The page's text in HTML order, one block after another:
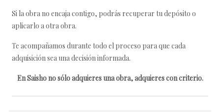
Si la obra no encaja contigo, podrás recuperar tu depósito o
aplicarlo a otra obra.
Te acompañamos durante todo el proceso para que cada
adquisición sea una decisión informada.
En Saisho no sólo adquieres una obra, adquieres con criterio.